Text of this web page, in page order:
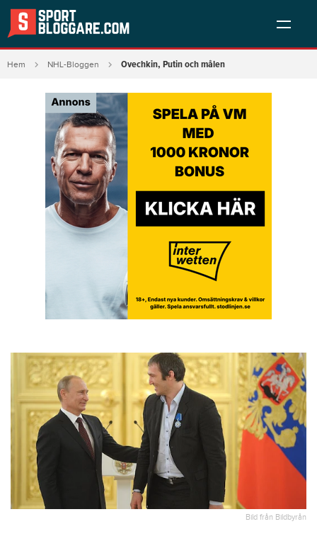
Hem NHL-Bloggen Ovechkin, Putin och målen
Bild från Bildbyrån